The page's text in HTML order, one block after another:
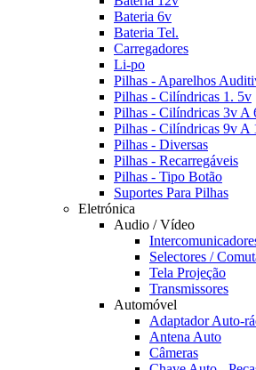
Bateria 6v
Bateria Tel.
Carregadores
Li-po
Pilhas - Aparelhos
Pilhas - Cilíndricas 1. 5v
Pilhas - Cilíndricas 3v A
Pilhas - Cilíndricas 9v A
Pilhas - Diversas
Pilhas - Recarregáveis
Pilhas - Tipo Botão
Suportes Para Pilhas
Eletrónica
Audio / Vídeo
Selectores /
Tela Projeção
Transmissores
Automóvel
Adaptador Auto-
Antena Auto
Câmeras